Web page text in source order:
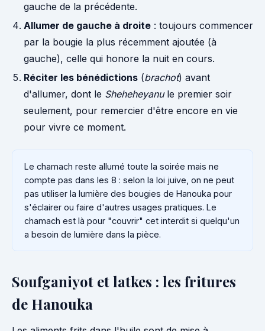
gauche de la précédente.
Allumer de gauche à droite : toujours commencer
par la bougie la plus récemment ajoutée (à
gauche), celle qui honore la nuit en cours.
Réciter les bénédictions (brachot) avant
d'allumer, dont le Sheheheyanule premier soir
seulement, pour remercier d'être encore en vie
pour vivre ce moment.
Le chamach reste allumé toute la soirée mais ne
compte pas dans les 8 : selon la loi juive, on ne peut
pas utiliser la lumière des bougies de Hanouka pour
s'éclairer ou faire d'autres usages pratiques. Le
chamach est là pour "couvrir" cet interdit si quelqu'un
a besoin de lumière dans la pièce.
Soufganiyot et latkes : les fritures
de Hanouka